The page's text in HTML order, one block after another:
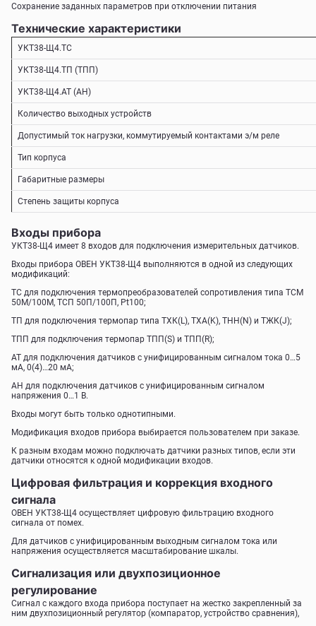
Сохранение заданных параметров при отключении питания
Технические характеристики
УКТ38-Щ4.ТС
УКТ38-Щ4.ТП (ТПП)
УКТ38-Щ4.АТ (АН)
Количество выходных устройств
Допустимый ток нагрузки, коммутируемый контактами э/м реле
Тип корпуса
Габаритные размеры
Степень защиты корпуса
Входы прибора
УКТ38-Щ4 имеет 8 входов для подключения измерительных датчиков.
Входы прибора ОВЕН УКТ38-Щ4 выполняются в одной из следующих
модификаций:
ТС для подключения термопреобразователей сопротивления типа ТСМ
50М/100М, ТСП 50П/100П, Pt100;
ТП для подключения термопар типа ТХК(L), ТХА(K), ТНН(N) и ТЖК(J);
ТПП для подключения термопар ТПП(S) и ТПП(R);
АТ для подключения датчиков с унифицированным сигналом тока 0…5
мА, 0(4)…20 мА;
АН для подключения датчиков с унифицированным сигналом
напряжения 0…1 В.
Входы могут быть только однотипными.
Модификация входов прибора выбирается пользователем при заказе.
К разным входам можно подключать датчики разных типов, если эти
датчики относятся к одной модификации входов.
Цифровая фильтрация и коррекция входного
сигнала
ОВЕН УКТ38-Щ4 осуществляет цифровую фильтрацию входного
сигнала от помех.
Для датчиков с унифицированным выходным сигналом тока или
напряжения осуществляется масштабирование шкалы.
Сигнализация или двухпозиционное
регулирование
Сигнал с каждого входа прибора поступает на жестко закрепленный за
ним двухпозиционный регулятор (компаратор, устройство сравнения),